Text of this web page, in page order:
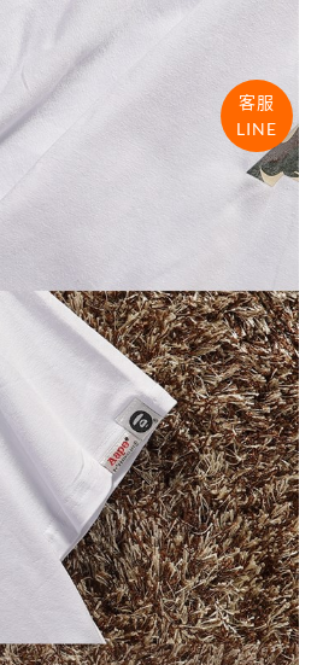
客服
LINE